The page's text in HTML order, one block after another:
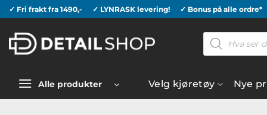
Skip
to
content
✓ Fri frakt fra 1490,- ✓ LYNRASK levering! ✓ Bonus på alle ordre*
Products
search
Alle produkter Velg kjøretøy Nye